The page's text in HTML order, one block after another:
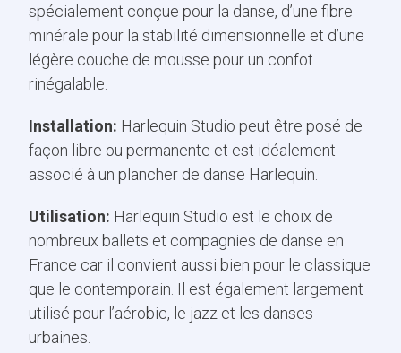
spécialement conçue pour la danse, d’une fibre
minérale pour la stabilité dimensionnelle et d’une
légère couche de mousse pour un confot
rinégalable.
Installation: Harlequin Studio peut être posé de
façon libre ou permanente et est idéalement
associé à un plancher de danse Harlequin.
Utilisation: Harlequin Studio est le choix de
nombreux ballets et compagnies de danse en
France car il convient aussi bien pour le classique
que le contemporain. Il est également largement
utilisé pour l’aérobic, le jazz et les danses
urbaines.